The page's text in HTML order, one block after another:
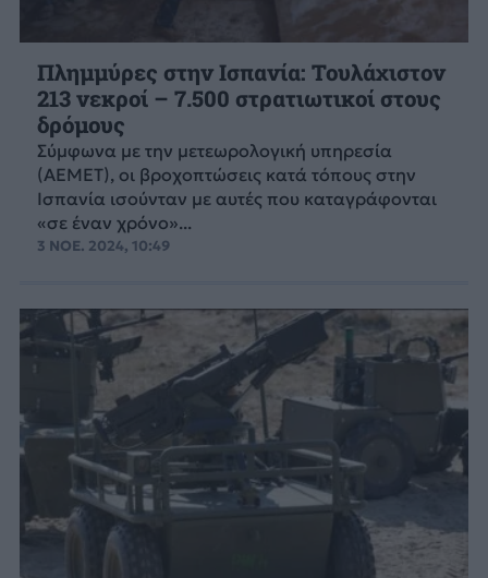
Πλημμύρες στην Ισπανία: Τουλάχιστον
213 νεκροί – 7.500 στρατιωτικοί στους
δρόμους
Σύμφωνα με την μετεωρολογική υπηρεσία
(ΑΕΜΕΤ), οι βροχοπτώσεις κατά τόπους στην
Ισπανία ισούνταν με αυτές που καταγράφονται
«σε έναν χρόνο»...
3 ΝΟΕ. 2024, 10:49